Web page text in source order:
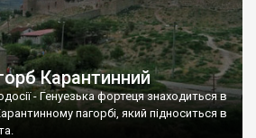
Карантинний
- Генуезька фортеця знаходиться в
пагорбі, який підноситься в